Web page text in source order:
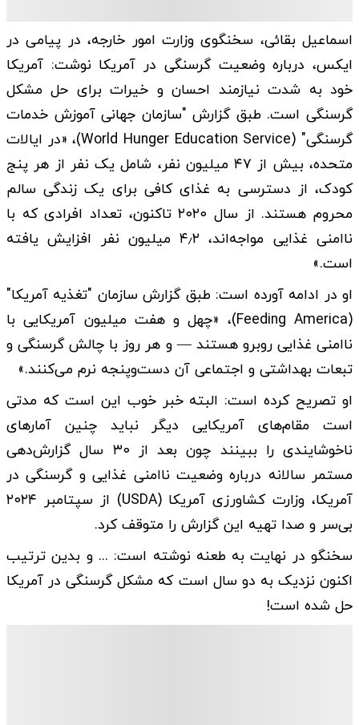
اسماعیل بقائی، سخنگوی وزارت امور خارجه، در پیامی در
ایکس، درباره وضعیت گرسنگی در آمریکا نوشت: آمریکا
خود به شدت نیازمند احسان و خیرات برای حل مشکل
گرسنگی است. طبق گزارش "سازمان جهانی آموزش خدمات
گرسنگی" (World Hunger Education Service)، «در ایالات
متحده، بیش از ۴۷ میلیون نفر، شامل یک نفر از هر پنج
کودک، از دسترسی به غذای کافی برای یک زندگی سالم
محروم هستند. از سال ۲۰۲۰ تاکنون، تعداد افرادی که با
ناامنی غذایی مواجه‌اند، ۴٫۲ میلیون نفر افزایش یافته
است.»
او در ادامه آورده است: طبق گزارش سازمان "تغذیه آمریکا"
(Feeding America)، «چهل و هفت میلیون آمریکایی با
ناامنی غذایی روبرو هستند — و هر روز با چالش‌ گرسنگی و
تبعات بهداشتی و اجتماعی آن دست‌وپنجه نرم می‌کنند.»
او تصریح کرده است: البته خبر خوب این است که مدتی
است مقام‌های آمریکایی دیگر نباید چنین آمارهای
ناخوشایندی را ببینند چون بعد از ۳۰ سال گزارش‌دهی
مستمر سالانه درباره وضعیت ناامنی غذایی و گرسنگی در
آمریکا، وزارت کشاورزی آمریکا (USDA) از سپتامبر ۲۰۲۴
بی‌سر و صدا تهیه این گزارش را متوقف کرد.
سخنگو در نهایت به طعنه نوشته است: ... و بدین ترتیب
اکنون نزدیک به دو سال است که مشکل گرسنگی در آمریکا
حل شده است!